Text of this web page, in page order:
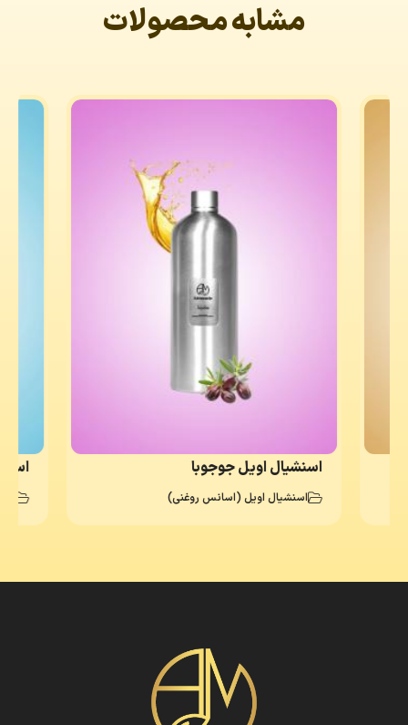
مشابه محصولات
اسنشیال اویل جوجوبا
اسنشیال اویل (اسانس روغنی)